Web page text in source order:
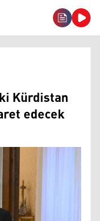
Kürdistan
edecek